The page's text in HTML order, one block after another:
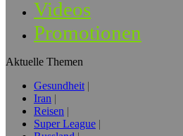
Videos
Promotionen
Aktuelle Themen
Gesundheit
Iran
Reisen
Super League